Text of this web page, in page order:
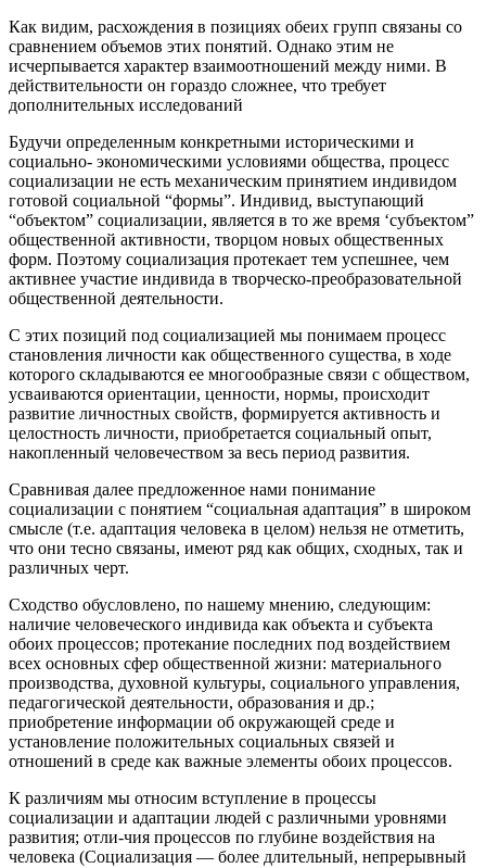
Как видим, расхождения в позициях обеих групп связаны со
сравнением объемов этих понятий. Однако этим не
исчерпывается характер взаимоотношений между ними. В
действительности он гораздо сложнее, что требует
дополнительных исследований
Будучи определенным конкретными историческими и
социально- экономическими условиями общества, процесс
социализации не есть механическим принятием индивидом
готовой социальной “формы”. Индивид, выступающий
“объектом” социализации, является в то же время ‘субъектом”
общественной активности, творцом новых общественных
форм. Поэтому социализация протекает тем успешнее, чем
активнее участие индивида в творческо-преобразовательной
общественной деятельности.
С этих позиций под социализацией мы понимаем процесс
становления личности как общественного существа, в ходе
которого складываются ее многообразные связи с обществом,
усваиваются ориентации, ценности, нормы, происходит
развитие личностных свойств, формируется активность и
целостность личности, приобретается социальный опыт,
накопленный человечеством за весь период развития.
Сравнивая далее предложенное нами понимание
социализации с понятием “социальная адаптация” в широком
смысле (т.е. адаптация человека в целом) нельзя не отметить,
что они тесно связаны, имеют ряд как общих, сходных, так и
различных черт.
Сходство обусловлено, по нашему мнению, следующим:
наличие человеческого индивида как объекта и субъекта
обоих процессов; протекание последних под воздействием
всех основных сфер общественной жизни: материального
производства, духовной культуры, социального управления,
педагогической деятельности, образования и др.;
приобретение информации об окружающей среде и
установление положительных социальных связей и
отношений в среде как важные элементы обоих процессов.
К различиям мы относим вступление в процессы
социализации и адаптации людей с различными уровнями
развития; отли-чия процессов по глубине воздействия на
человека (Социализация — более длительный, непрерывный